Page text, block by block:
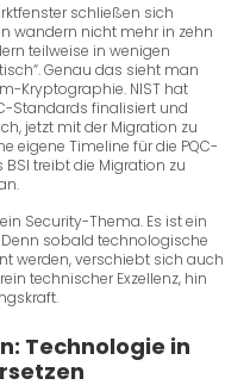
schließen sich
wandern nicht mehr in zehn
teilweise in wenigen
Genau das sieht man
Kryptographie. NIST hat
Standards finalisiert und
jetzt mit der Migration zu
eigene Timeline für die PQC-
treibt die Migration zu
Security-Thema. Es ist ein
sobald technologische
werden, verschiebt sich auch
technischer Exzellenz, hin
Technologie in